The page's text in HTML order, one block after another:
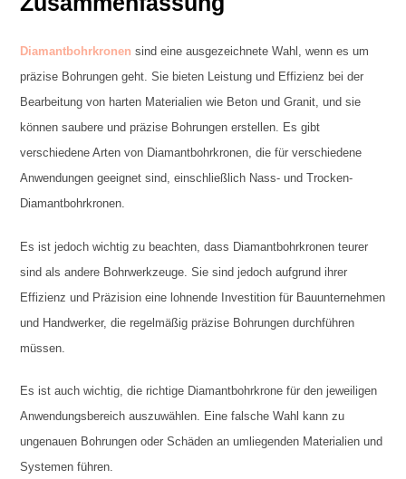
Diamantbohrkronen sind eine ausgezeichnete Wahl, wenn es um
präzise Bohrungen geht. Sie bieten Leistung und Effizienz bei der
Bearbeitung von harten Materialien wie Beton und Granit, und sie
können saubere und präzise Bohrungen erstellen. Es gibt
verschiedene Arten von Diamantbohrkronen, die für verschiedene
Anwendungen geeignet sind, einschließlich Nass- und Trocken-
Diamantbohrkronen.
Es ist jedoch wichtig zu beachten, dass Diamantbohrkronen teurer
sind als andere Bohrwerkzeuge. Sie sind jedoch aufgrund ihrer
Effizienz und Präzision eine lohnende Investition für Bauunternehmen
und Handwerker, die regelmäßig präzise Bohrungen durchführen
müssen.
Es ist auch wichtig, die richtige Diamantbohrkrone für den jeweiligen
Anwendungsbereich auszuwählen. Eine falsche Wahl kann zu
ungenauen Bohrungen oder Schäden an umliegenden Materialien und
Systemen führen.